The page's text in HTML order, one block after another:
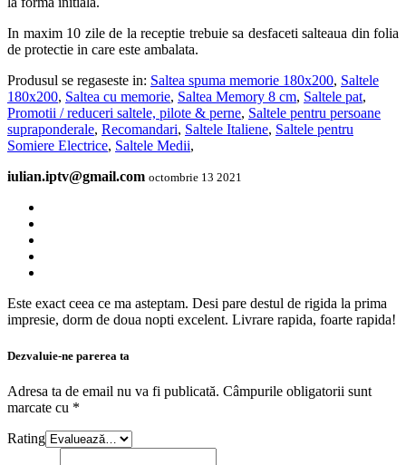
In maxim 10 zile de la receptie trebuie sa desfaceti salteaua din folia
de protectie in care este ambalata.
Produsul se regaseste in: Saltea spuma memorie 180x200, Saltele
180x200, Saltea cu memorie, Saltea Memory 8 cm, Saltele pat,
Promotii / reduceri saltele, pilote & perne, Saltele pentru persoane
supraponderale, Recomandari, Saltele Italiene, Saltele pentru
Somiere Electrice, Saltele Medii,
iulian.iptv@gmail.com octombrie 13 2021
Este exact ceea ce ma asteptam. Desi pare destul de rigida la prima
impresie, dorm de doua nopti excelent. Livrare rapida, foarte rapida!
Dezvaluie-ne parerea ta
Adresa ta de email nu va fi publicată. Câmpurile obligatorii sunt
marcate cu *
Rating